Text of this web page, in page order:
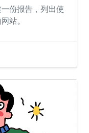
份报告，列出使
站。